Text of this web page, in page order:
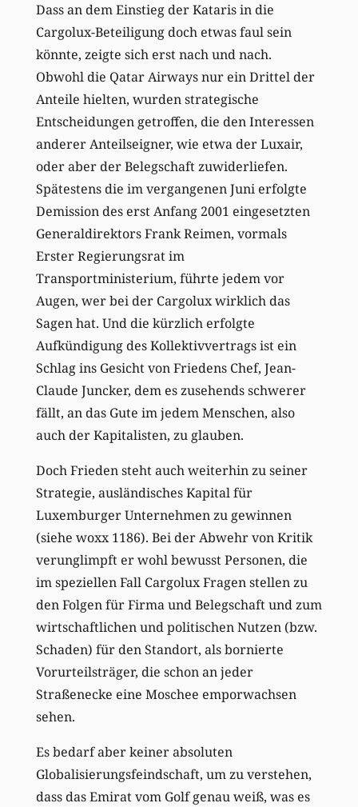
Dass an dem Einstieg der Kataris in die
Cargolux-Beteiligung doch etwas faul sein
könnte, zeigte sich erst nach und nach.
Obwohl die Qatar Airways nur ein Drittel der
Anteile hielten, wurden strategische
Entscheidungen getroffen, die den Interessen
anderer Anteilseigner, wie etwa der Luxair,
oder aber der Belegschaft zuwiderliefen.
Spätestens die im vergangenen Juni erfolgte
Demission des erst Anfang 2001 eingesetzten
Generaldirektors Frank Reimen, vormals
Erster Regierungsrat im
Transportministerium, führte jedem vor
Augen, wer bei der Cargolux wirklich das
Sagen hat. Und die kürzlich erfolgte
Aufkündigung des Kollektivvertrags ist ein
Schlag ins Gesicht von Friedens Chef, Jean-
Claude Juncker, dem es zusehends schwerer
fällt, an das Gute im jedem Menschen, also
auch der Kapitalisten, zu glauben.
Doch Frieden steht auch weiterhin zu seiner
Strategie, ausländisches Kapital für
Luxemburger Unternehmen zu gewinnen
(siehe woxx 1186). Bei der Abwehr von Kritik
verunglimpft er wohl bewusst Personen, die
im speziellen Fall Cargolux Fragen stellen zu
den Folgen für Firma und Belegschaft und zum
wirtschaftlichen und politischen Nutzen (bzw.
Schaden) für den Standort, als bornierte
Vorurteilsträger, die schon an jeder
Straßenecke eine Moschee emporwachsen
sehen.
Es bedarf aber keiner absoluten
Globalisierungsfeindschaft, um zu verstehen,
dass das Emirat vom Golf genau weiß, was es